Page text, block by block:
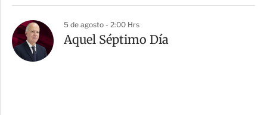
5 de agosto - 2:00 Hrs
Aquel Séptimo Día